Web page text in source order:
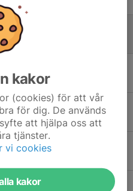
feb 2025
24-26 januari
kakor
(cookies) för att vår
för dig. De används
att hjälpa oss att
tjänster.
vi cookies
kakor